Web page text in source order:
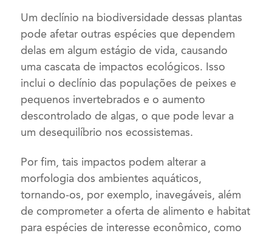
Um declínio na biodiversidade dessas plantas
pode afetar outras espécies que dependem
delas em algum estágio de vida, causando
uma cascata de impactos ecológicos. Isso
inclui o declínio das populações de peixes e
pequenos invertebrados e o aumento
descontrolado de algas, o que pode levar a
um desequilíbrio nos ecossistemas.
Por fim, tais impactos podem alterar a
morfologia dos ambientes aquáticos,
tornando-os, por exemplo, inavegáveis, além
de comprometer a oferta de alimento e habitat
para espécies de interesse econômico, como